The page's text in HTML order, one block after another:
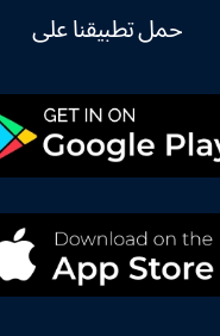
حمل تطبيقنا على